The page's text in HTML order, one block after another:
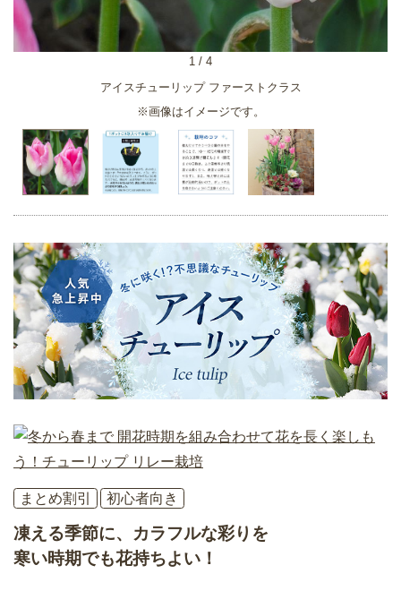
アイスチューリップ ファーストクラス
※画像はイメージです。
1 / 4
まとめ割引 初心者向き
凍える季節に、カラフルな彩りを
寒い時期でも花持ちよい！